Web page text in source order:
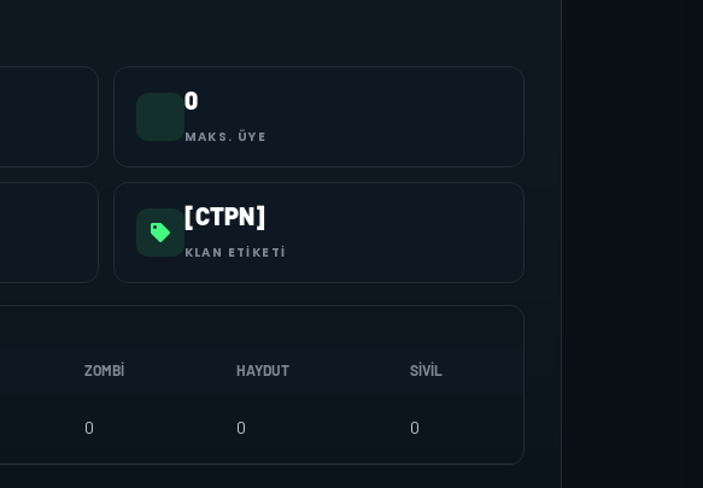
0
MAKS. ÜYE
[CTPN]
KLAN ETIKETI
ZOMBI HAYDUT SIVIL
0 0 0